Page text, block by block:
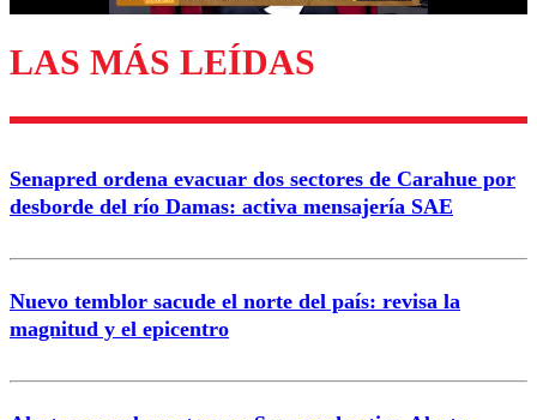
Enviar comentario
LAS MÁS LEÍDAS
Senapred ordena evacuar dos sectores de Carahue por
desborde del río Damas: activa mensajería SAE
Nuevo temblor sacude el norte del país: revisa la
magnitud y el epicentro